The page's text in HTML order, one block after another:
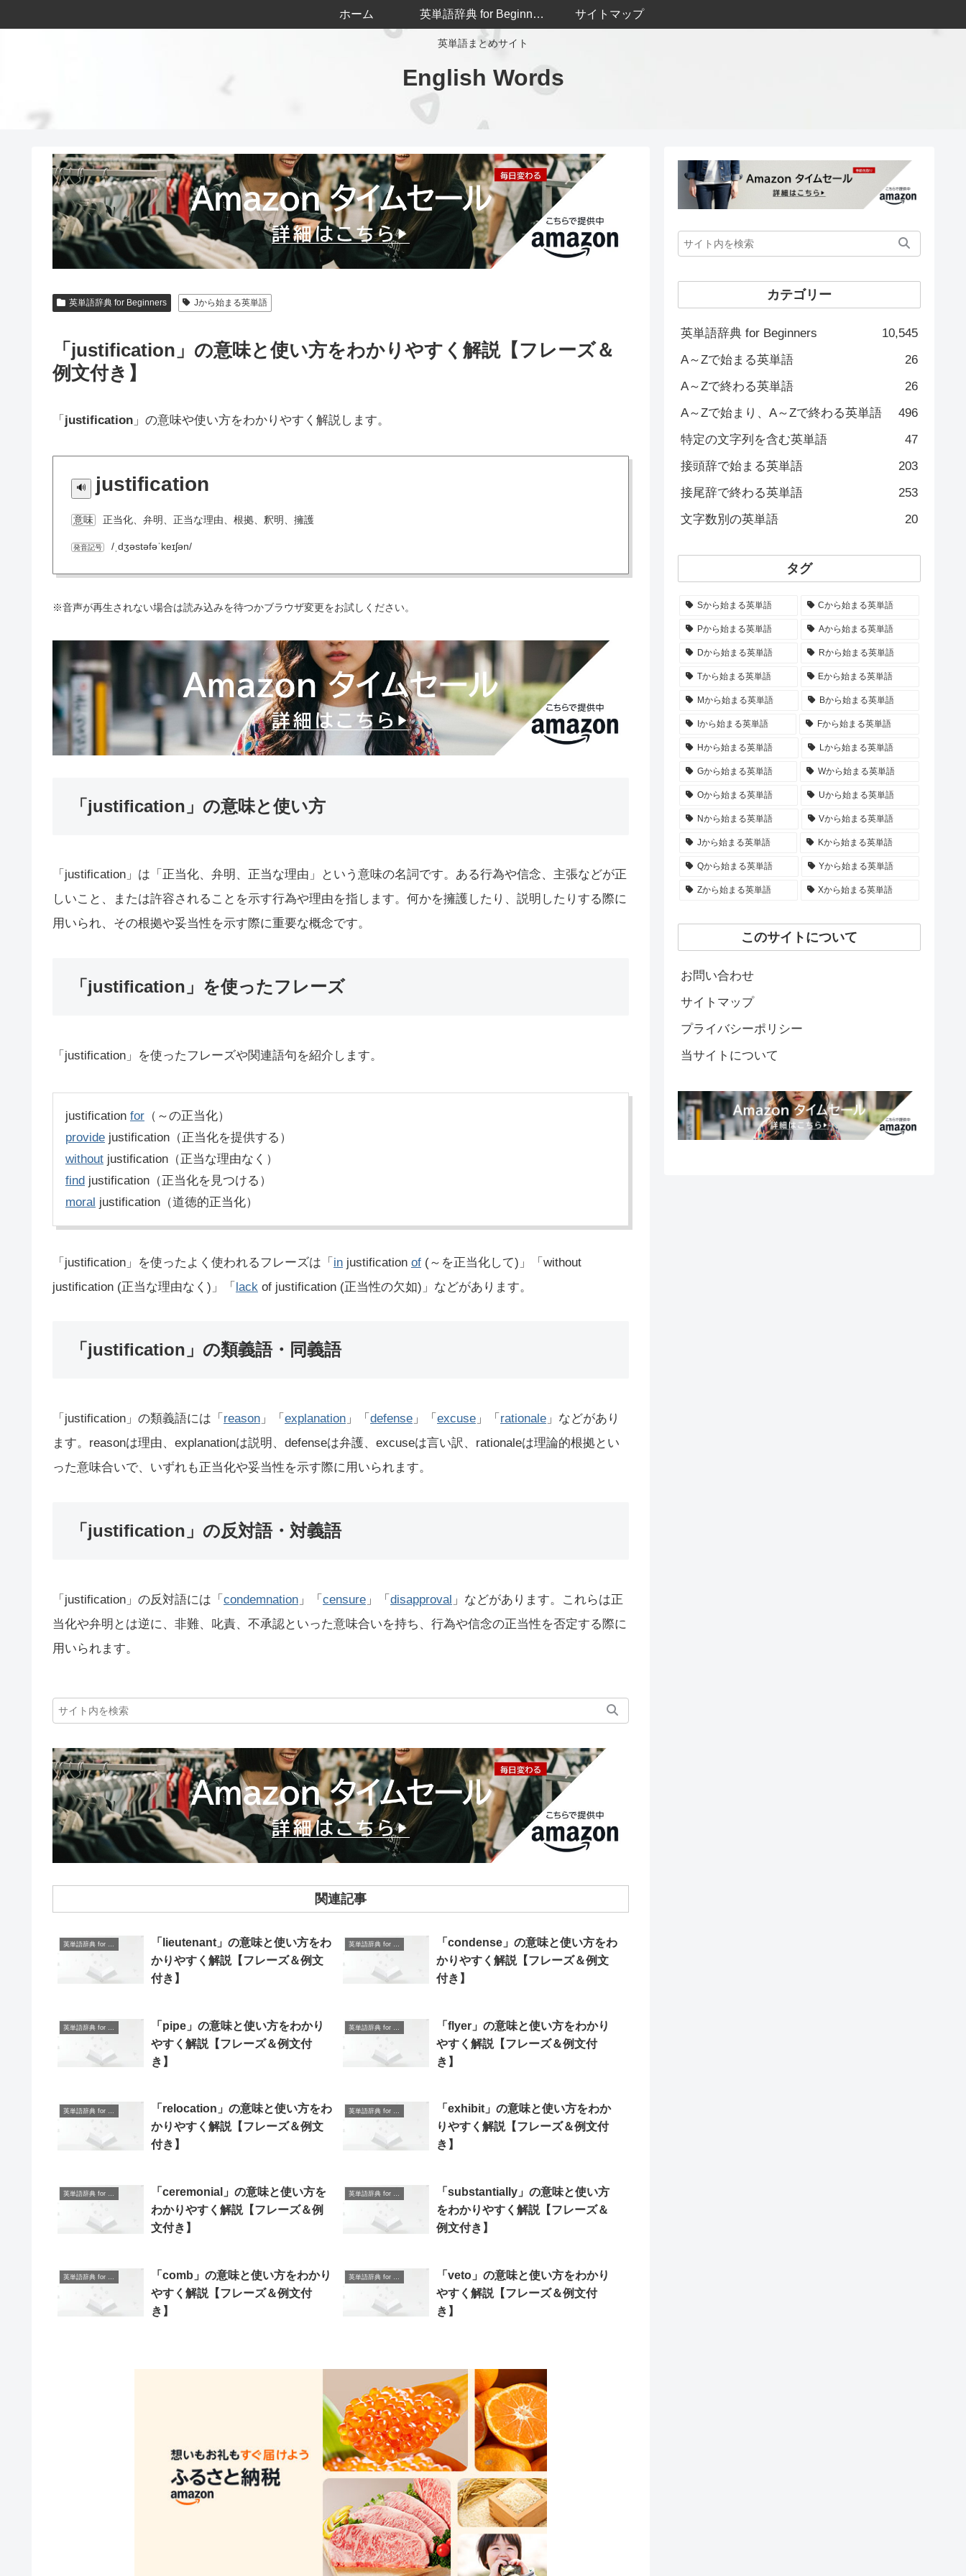
英単語まとめサイト
English Words
ホーム 英単語辞典 for Beginners サイトマップ
英単語辞典 for Beginners Jから始まる英単語
「justification」の意味と使い方をわかりやすく解説【フレーズ＆
例文付き】
「 justification 」の意味や使い方をわかりやすく解説します。
justification
意味 正当化、弁明、正当な理由、根拠、釈明、擁護
発音記号 /ˌdʒəstəfəˈkeɪʃən/
※音声が再生されない場合は読み込みを待つかブラウザ変更をお試しください。
「justification」の意味と使い方
「justification」は「正当化、弁明、正当な理由」という意味の名詞です。ある行為や信念、主張などが正
しいこと、または許容されることを示す行為や理由を指します。何かを擁護したり、説明したりする際に
用いられ、その根拠や妥当性を示す際に重要な概念です。
「justification」を使ったフレーズ
「justification」を使ったフレーズや関連語句を紹介します。
justification for （～の正当化）
provide justification（正当化を提供する）
without justification（正当な理由なく）
find justification（正当化を見つける）
moral justification（道徳的正当化）
「justification」を使ったよく使われるフレーズは「 in justification of (～を正当化して)」「without
justification (正当な理由なく)」「 lack of justification (正当性の欠如)」などがあります。
「justification」の類義語・同義語
「justification」の類義語には「 reason 」「 explanation 」「 defense 」「 excuse 」「 rationale 」などがあり
ます。reasonは理由、explanationは説明、defenseは弁護、excuseは言い訳、rationaleは理論的根拠とい
った意味合いで、いずれも正当化や妥当性を示す際に用いられます。
「justification」の反対語・対義語
「justification」の反対語には「 condemnation 」「 censure 」「 disapproval 」などがあります。これらは正
当化や弁明とは逆に、非難、叱責、不承認といった意味合いを持ち、行為や信念の正当性を否定する際に
用いられます。
関連記事
「lieutenant」の意味と使い方をわ
かりやすく解説【フレーズ＆例文
付き】
「condense」の意味と使い方をわ
かりやすく解説【フレーズ＆例文
付き】
「pipe」の意味と使い方をわかり
やすく解説【フレーズ＆例文付
き】
「flyer」の意味と使い方をわかり
やすく解説【フレーズ＆例文付
き】
「relocation」の意味と使い方をわ
かりやすく解説【フレーズ＆例文
付き】
「exhibit」の意味と使い方をわか
りやすく解説【フレーズ＆例文付
き】
英単語辞典 for Beginners
「ceremonial」の意味と使い方を
わかりやすく解説【フレーズ＆例
文付き】
英単語辞典 for Beginners
「substantially」の意味と使い方
をわかりやすく解説【フレーズ＆
例文付き】
英単語辞典 for Beginners
「comb」の意味と使い方をわかり
やすく解説【フレーズ＆例文付
き】
英単語辞典 for Beginners
「veto」の意味と使い方をわかり
やすく解説【フレーズ＆例文付
き】
カテゴリー
英単語辞典 for Beginners
10,545
A～Zで始まる英単語
26
A～Zで終わる英単語
26
A～Zで始まり、A～Zで終わる英単語
496
特定の文字列を含む英単語
47
接頭辞で始まる英単語
203
接尾辞で終わる英単語
253
文字数別の英単語
20
タグ
Sから始まる英単語 Cから始まる英単語
Pから始まる英単語 Aから始まる英単語
Dから始まる英単語 Rから始まる英単語
Tから始まる英単語 Eから始まる英単語
Mから始まる英単語 Bから始まる英単語
Iから始まる英単語 Fから始まる英単語
Hから始まる英単語 Lから始まる英単語
Gから始まる英単語 Wから始まる英単語
Oから始まる英単語 Uから始まる英単語
Nから始まる英単語 Vから始まる英単語
Jから始まる英単語 Kから始まる英単語
Qから始まる英単語 Yから始まる英単語
Zから始まる英単語 Xから始まる英単語
このサイトについて
お問い合わせ
サイトマップ
プライバシーポリシー
当サイトについて